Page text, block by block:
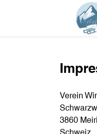
Verein
3860